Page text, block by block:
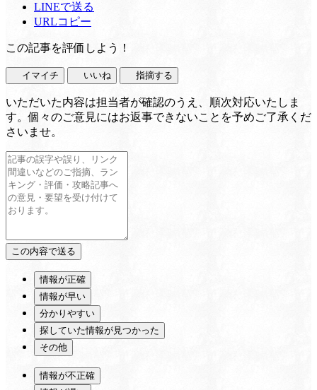
LINEで送る
URLコピー
この記事を評価しよう！
イマイチ いいね 指摘する
いただいた内容は担当者が確認のうえ、順次対応いたしま
す。個々のご意見にはお返事できないことを予めご了承くだ
さいませ。
情報が正確
情報が早い
分かりやすい
探していた情報が見つかった
その他
情報が不正確